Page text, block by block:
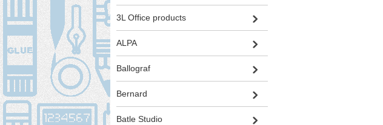
3L Office products
ALPA
Ballograf
Bernard
Batle Studio